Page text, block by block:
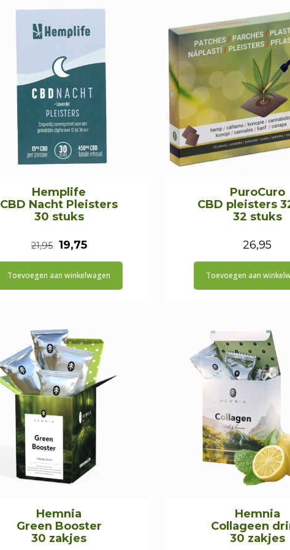
Hemplife
CBD Nacht Pleisters
30 stuks
21,95 Oorspronkelijke
prijs
19,75Huidige
prijs
Toevoegen aan winkelwagen
PuroCuro
CBD pleisters
32 stuks
26,95
Toevoegen aan
Hemnia
Green Booster
30 zakjes
Hemnia
Collageen
30 zakjes